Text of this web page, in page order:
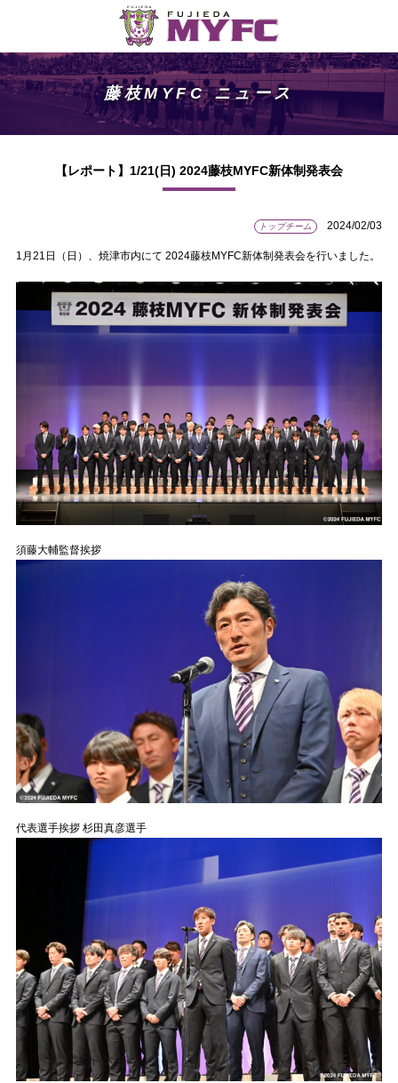
藤枝MYFC ニュース
【レポート】1/21(日) 2024藤枝MYFC新体制発表会
トップチーム 2024/02/03
1月21日（日）、焼津市内にて 2024藤枝MYFC新体制発表会を行いました。
須藤大輔監督挨拶
代表選手挨拶 杉田真彦選手